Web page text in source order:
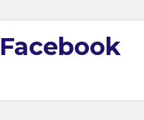
Facebook